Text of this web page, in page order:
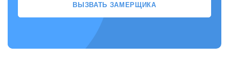
ВЫЗВАТЬ ЗАМЕРЩИКА